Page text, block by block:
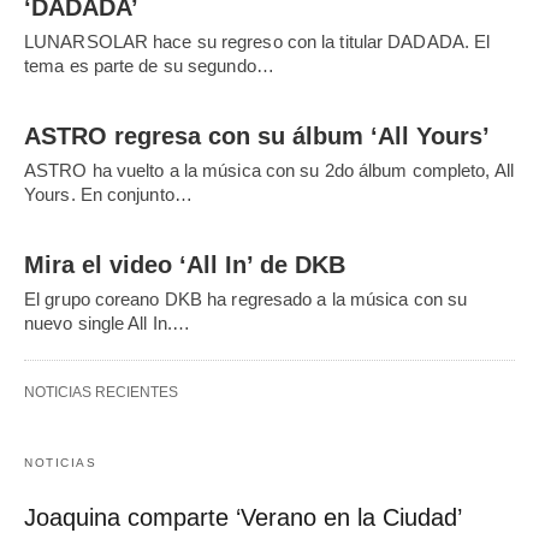
‘DADADA’
LUNARSOLAR hace su regreso con la titular DADADA. El
tema es parte de su segundo…
ASTRO regresa con su álbum ‘All Yours’
ASTRO ha vuelto a la música con su 2do álbum completo, All
Yours. En conjunto…
Mira el video ‘All In’ de DKB
El grupo coreano DKB ha regresado a la música con su
nuevo single All In.…
NOTICIAS RECIENTES
NOTICIAS
Joaquina comparte ‘Verano en la Ciudad’